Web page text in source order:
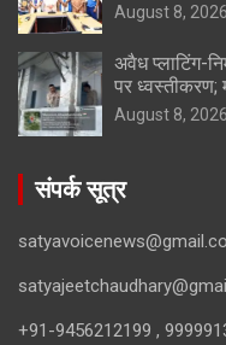
August 8, 2026
अवैध प्लाटिंग-
पर ध्वस्तीकरण;
August 8, 2026
संपर्क सूत्र
+91-9456212199 ,